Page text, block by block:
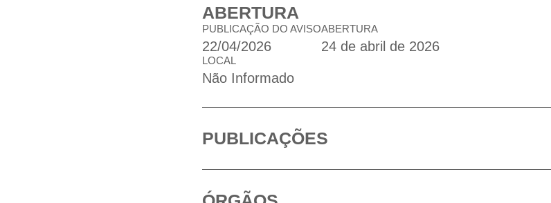
ABERTURA
PUBLICAÇÃO DO AVISO
22/04/2026
ABERTURA
24 de abril de 2026
LOCAL
Não Informado
PUBLICAÇÕES